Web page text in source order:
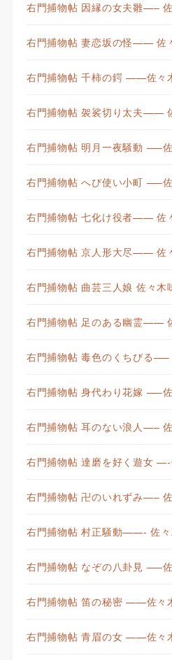
右門捕物帖 因縁の女夫雛—–
右門捕物帖 妻恋坂の怪—— 佐
右門捕物帖 千柿の鍔 ——佐々
右門捕物帖 袈裟切り太夫——
右門捕物帖 明月一夜騒動 —–
右門捕物帖 へび使い小町 —–
右門捕物帖 七化け役者—— 佐
右門捕物帖 京人形大尽—— 佐
右門捕物帖 曲芸三人娘 佐々木
右門捕物帖 足のある幽霊——
右門捕物帖 毒色のくちびる—–
右門捕物帖 身代わり花嫁 —–
右門捕物帖 耳のない浪人—–
右門捕物帖 達磨を好く遊女
右門捕物帖 卍のいれずみ—–
右門捕物帖 村正騒動——- 佐々
右門捕物帖 なぞの八卦見 —–
右門捕物帖 笛の秘密 ——佐々
右門捕物帖 青眉の女 ——佐々